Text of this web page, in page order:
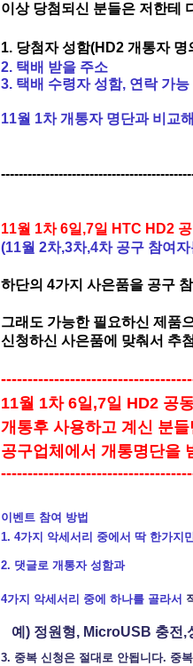
이상 당첨되신 분들은 저한테
1. 당첨자 성함(HD2 개통자
2. 택배 받을 주소
3. 택배 수령자 성함, 연락 가능
11월 1차 개통자 명단과 비교
11월 1차 6일,7일 HTC HD2
(11월 2차,3차,4차 공구 참여
하단의 4가지 사은품을 공구
그래도 가능한 필요하신 제품
신청하신 사은품에 맞춰서 추
11월 1차 6일,7일 HD2 공
개통후 사용하고 계신 분
공구업체에서 개통명단을
이벤트 참여 방법
1. 4가지 악세서리 중에서 딱 한가지
2. 댓글로 개통자 성함과
4가지 악세서리 중에 하나를 골라서
예) 정원형, MicroUSB 충전,
3. 중복 신청은 절대로 안됩니다. 중